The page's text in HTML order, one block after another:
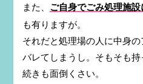
また、 ご自身でごみ処理施
も有りますが。
それだと処理場の人に中身
バレてしまうし。そもそも
続きも面倒くさい。